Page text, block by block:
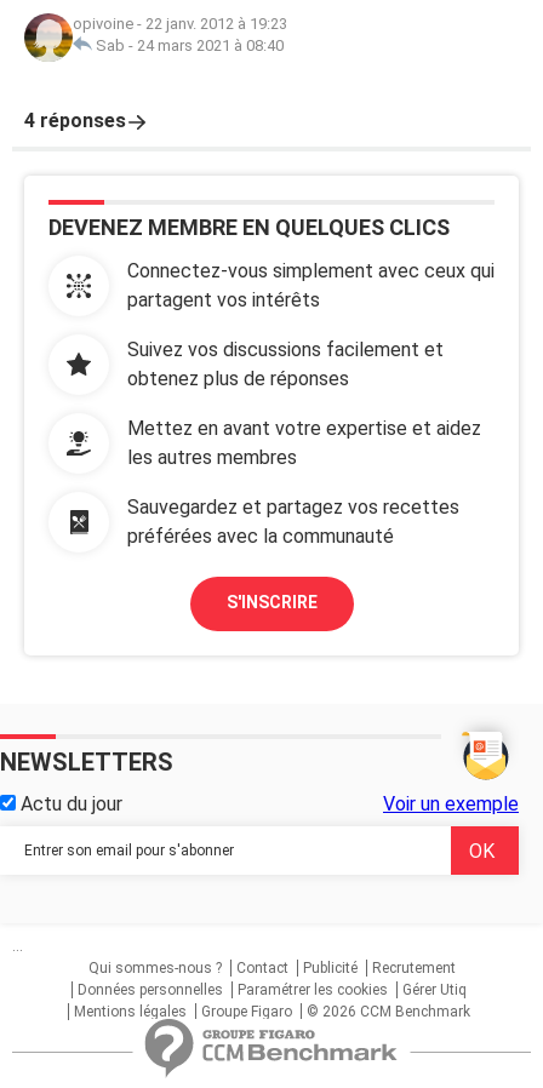
opivoine - 22 janv. 2012 à 19:23
Sab - 24 mars 2021 à 08:40
4 réponses
DEVENEZ MEMBRE EN QUELQUES CLICS
Connectez-vous simplement avec ceux qui
partagent vos intérêts
Suivez vos discussions facilement et
obtenez plus de réponses
Mettez en avant votre expertise et aidez
les autres membres
Sauvegardez et partagez vos recettes
préférées avec la communauté
S'INSCRIRE
NEWSLETTERS
Actu du jour Voir un exemple
...
Qui sommes-nous ?
Contact Publicité
Recrutement
Données personnelles
Paramétrer les cookies
Gérer Utiq
Mentions légales
Groupe Figaro © 2026 CCM Benchmark